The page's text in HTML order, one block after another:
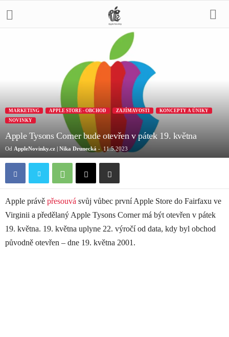
MARKETING APPLE STORE - OBCHOD ZAJÍMAVOSTI
KONCEPTY A ÚNIKY
NOVINKY
Apple Tysons Corner bude otevřen v pátek 19. května
Od AppleNovinky.cz | Nika Drunecká - 11.5.2023
Apple právě přesouvá svůj vůbec první Apple Store do Fairfaxu ve
Virginii a předělaný Apple Tysons Corner má být otevřen v pátek
19. května. 19. května uplyne 22. výročí od data, kdy byl obchod
původně otevřen – dne 19. května 2001.